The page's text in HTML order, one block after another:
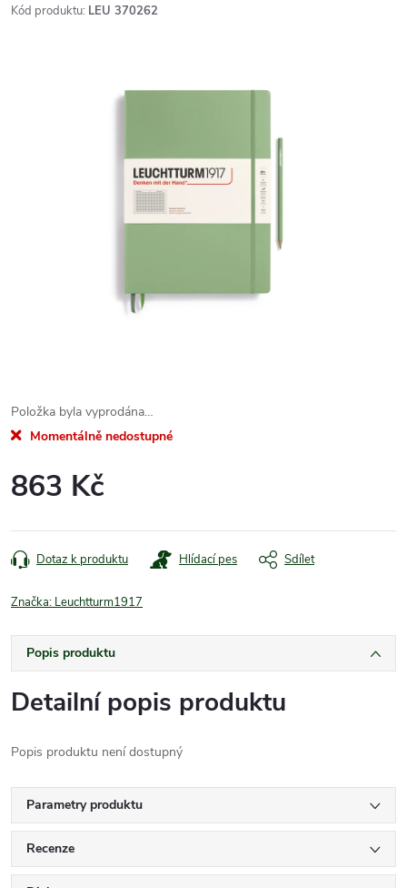
Kód produktu: LEU 370262
Položka byla vyprodána…
Momentálně nedostupné
863 Kč
cena:
Dotaz k produktu Hlídací pes Sdílet
Značka: Leuchtturm1917
Popis produktu
Detailní popis produktu
Popis produktu není dostupný
Parametry produktu
Recenze